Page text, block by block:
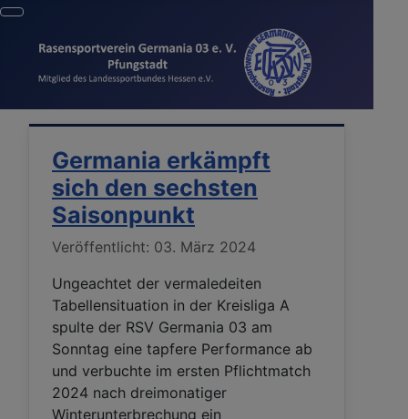
Germania erkämpft
sich den sechsten
Saisonpunkt
Details
Veröffentlicht: 03. März 2024
Ungeachtet der vermaledeiten
Tabellensituation in der Kreisliga A
spulte der RSV Germania 03 am
Sonntag eine tapfere Performance ab
und verbuchte im ersten Pflichtmatch
2024 nach dreimonatiger
Winterunterbrechung ein